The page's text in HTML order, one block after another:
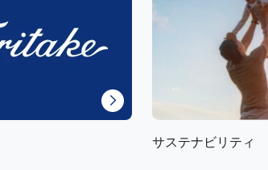
サステナビリティ